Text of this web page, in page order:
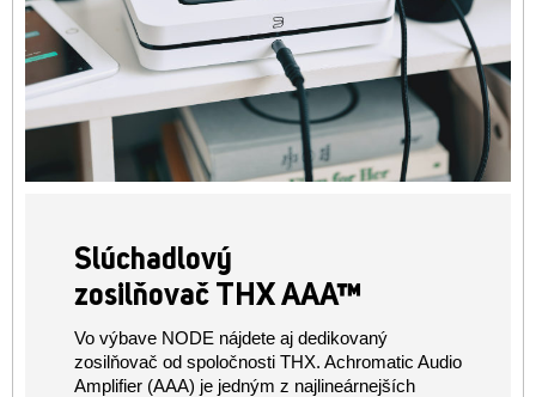
Slúchadlový
zosilňovač THX AAA™
Vo výbave NODE nájdete aj dedikovaný
zosilňovač od spoločnosti THX. Achromatic Audio
Amplifier (AAA) je jedným z najlineárnejších